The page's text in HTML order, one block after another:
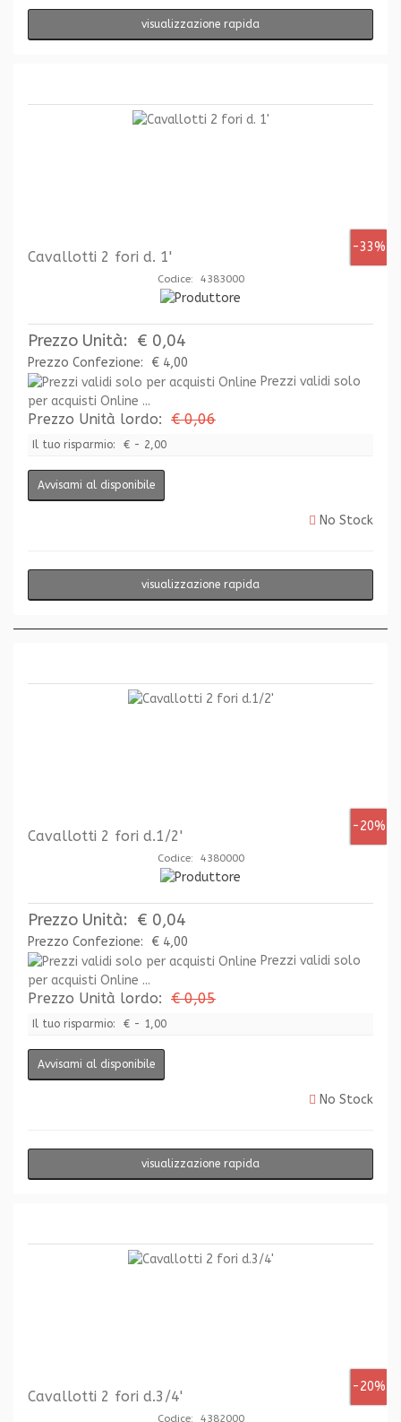
visualizzazione rapida
-33%
Cavallotti 2 fori d. 1'
Codice: 4383000
Prezzo Unità: € 0,04
Prezzo Confezione:
€ 4,00
Prezzi validi solo
per acquisti Online ...
Prezzo Unità lordo: € 0,06
Il tuo risparmio: € - 2,00
Avvisami al disponibile
No Stock
visualizzazione rapida
-20%
Cavallotti 2 fori d.1/2'
Codice: 4380000
Prezzo Unità: € 0,04
Prezzo Confezione:
€ 4,00
Prezzi validi solo
per acquisti Online ...
Prezzo Unità lordo: € 0,05
Il tuo risparmio: € - 1,00
Avvisami al disponibile
No Stock
visualizzazione rapida
-20%
Cavallotti 2 fori d.3/4'
Codice: 4382000